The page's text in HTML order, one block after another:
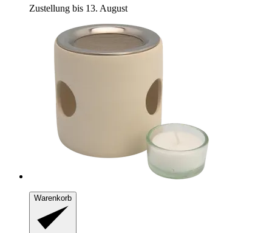
Zustellung bis 13. August
Warenkorb